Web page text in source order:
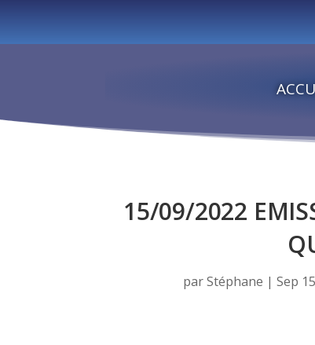
15/09/2022
parStéphane |Sep